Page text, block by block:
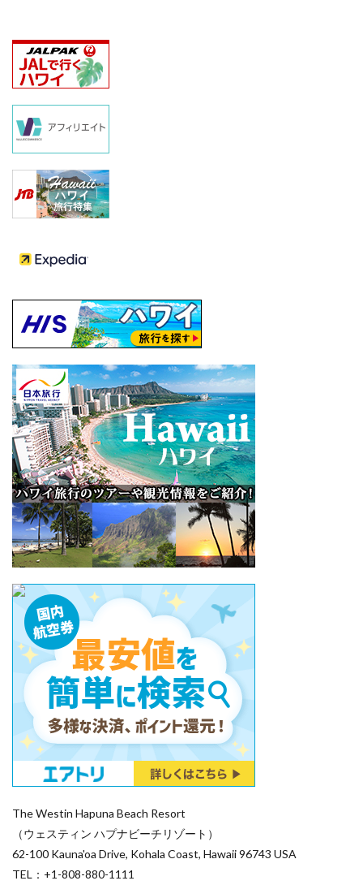
The Westin Hapuna Beach Resort
（ウェスティン ハプナビーチリゾート）
62-100 Kauna'oa Drive, Kohala Coast, Hawaii 96743 USA
TEL：+1-808-880-1111